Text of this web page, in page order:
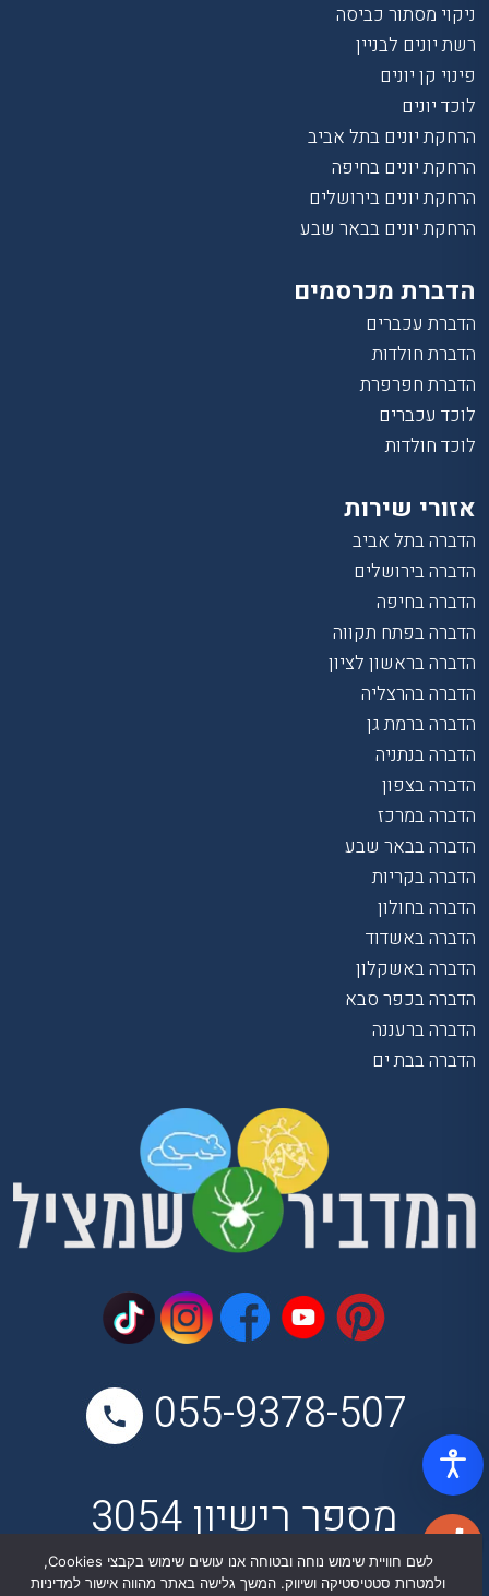
ניקוי מסתור כביסה
רשת יונים לבניין
פינוי קן יונים
לוכד יונים
הרחקת יונים בתל אביב
הרחקת יונים בחיפה
הרחקת יונים בירושלים
הרחקת יונים בבאר שבע
הדברת מכרסמים
הדברת עכברים
הדברת חולדות
הדברת חפרפרת
לוכד עכברים
לוכד חולדות
אזורי שירות
הדברה בתל אביב
הדברה בירושלים
הדברה בחיפה
הדברה בפתח תקווה
הדברה בראשון לציון
הדברה בהרצליה
הדברה ברמת גן
הדברה בנתניה
הדברה בצפון
הדברה במרכז
הדברה בבאר שבע
הדברה בקריות
הדברה בחולון
הדברה באשדוד
הדברה באשקלון
הדברה בכפר סבא
הדברה ברעננה
הדברה בבת ים
055-9378-507
מספר רישיון 3054
בן יהודה 16, תל אביב,
לשם חוויית שימוש נוחה ובטוחה אנו עושים שימוש בקבצי Cookies,
ולמטרות סטטיסטיקה ושיווק. המשך גלישה באתר מהווה אישור למדיניות